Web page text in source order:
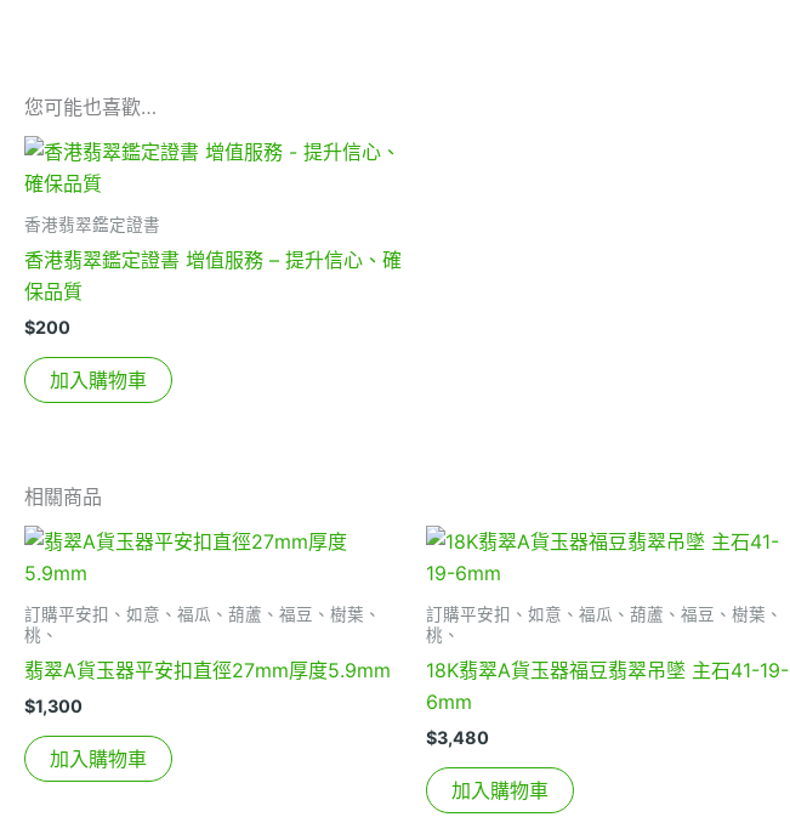
您可能也喜歡…
香港翡翠鑑定證書
香港翡翠鑑定證書 增值服務 – 提升信心、確
保品質
$200
加入購物車
相關商品
訂購平安扣、如意、福瓜、葫蘆、福豆、樹葉、
桃、
翡翠A貨玉器平安扣直徑27mm厚度5.9mm
$1,300
加入購物車
訂購平安扣、如意、福瓜、葫蘆、福豆、樹葉、
桃、
18K翡翠A貨玉器福豆翡翠吊墜 主石41-19-
6mm
$3,480
加入購物車